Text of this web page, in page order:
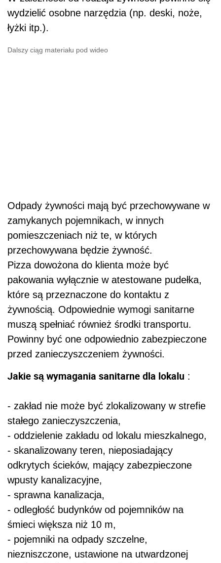
wydzielić osobne narzędzia (np. deski, noże,
łyżki itp.).
Dalszy ciąg materiału pod wideo
Odpady żywności mają być przechowywane w
zamykanych pojemnikach, w innych
pomieszczeniach niż te, w których
przechowywana będzie żywność.
Pizza dowożona do klienta może być
pakowania wyłącznie w atestowane pudełka,
które są przeznaczone do kontaktu z
żywnością. Odpowiednie wymogi sanitarne
muszą spełniać również środki transportu.
Powinny być one odpowiednio zabezpieczone
przed zanieczyszczeniem żywności.
Jakie są wymagania sanitarne dla lokalu :
- zakład nie może być zlokalizowany w strefie
stałego zanieczyszczenia,
- oddzielenie zakładu od lokalu mieszkalnego,
- skanalizowany teren, nieposiadający
odkrytych ścieków, mający zabezpieczone
wpusty kanalizacyjne,
- sprawna kanalizacja,
- odległość budynków od pojemników na
śmieci większa niż 10 m,
- pojemniki na odpady szczelne,
niezniszczone, ustawione na utwardzonej